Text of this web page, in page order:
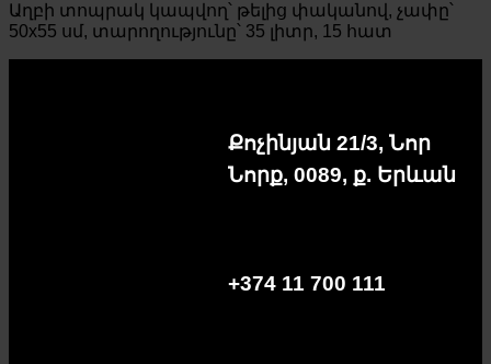
was:
540 AMD.
is:
490 AMD.
Աղբի տոպրակ կապվող՝ թելից փականով, չափը՝
50x55 սմ, տարողությունը՝ 35 լիտր, 15 հատ
Քոչինյան 21/3, Նոր
Նորք, 0089, ք. Երևան
+374 11 700 111